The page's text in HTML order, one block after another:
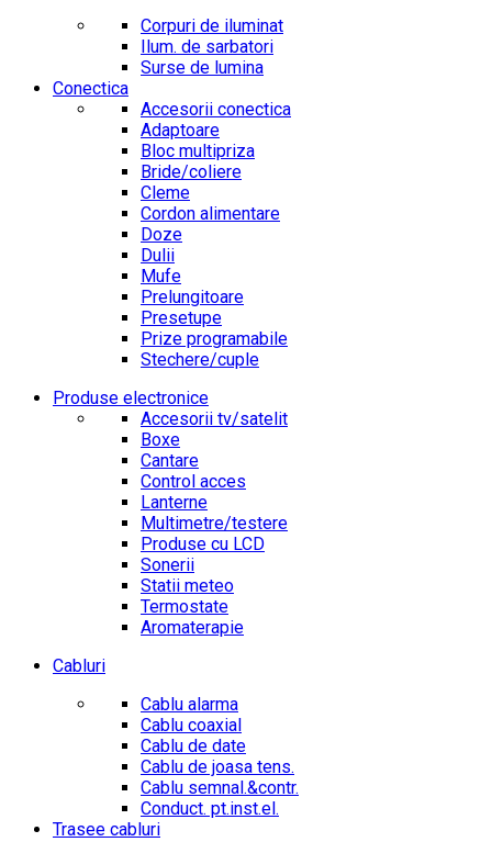
Corpuri de iluminat
Ilum. de sarbatori
Surse de lumina
Conectica
Accesorii conectica
Adaptoare
Bloc multipriza
Bride/coliere
Cleme
Cordon alimentare
Doze
Dulii
Mufe
Prelungitoare
Presetupe
Prize programabile
Stechere/cuple
Produse electronice
Accesorii tv/satelit
Boxe
Cantare
Control acces
Lanterne
Multimetre/testere
Produse cu LCD
Sonerii
Statii meteo
Termostate
Aromaterapie
Cabluri
Cablu alarma
Cablu coaxial
Cablu de date
Cablu de joasa tens.
Cablu semnal.&contr.
Conduct. pt.inst.el.
Trasee cabluri